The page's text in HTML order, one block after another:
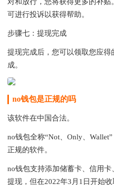
可进行投诉以获得帮助。
步骤七：提现完成
提现完成后，您可以领取您应
成。
no钱包是正规的吗
该软件在中国合法。
no钱包全称“Not、Only、
正规的软件。
no钱包支持添加储蓄卡、信用
提现，但在2022年3月1日开始收